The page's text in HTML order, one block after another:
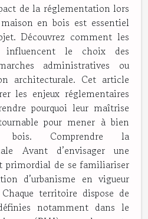
de la réglementation lors
en bois est essentiel
Découvrez comment les
influencent le choix des
administratives ou
architecturale. Cet article
les enjeux réglementaires
pourquoi leur maîtrise
pour mener à bien
bois. Comprendre la
Avant d’envisager une
primordial de se familiariser
d’urbanisme en vigueur
territoire dispose de
notamment dans le